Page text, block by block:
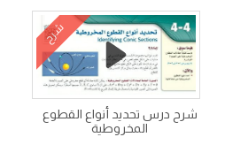
شرح
شرح درس تحديد أنواع القطوع
المخروطية